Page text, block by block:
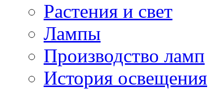
Растения и свет
Лампы
Производство ламп
История освещения